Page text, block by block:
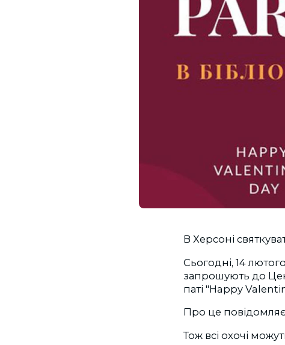
В Херсоні
Сьогодні, 14
запрошують до
паті "Happy
Про це повідомляє
Тож всі охочі